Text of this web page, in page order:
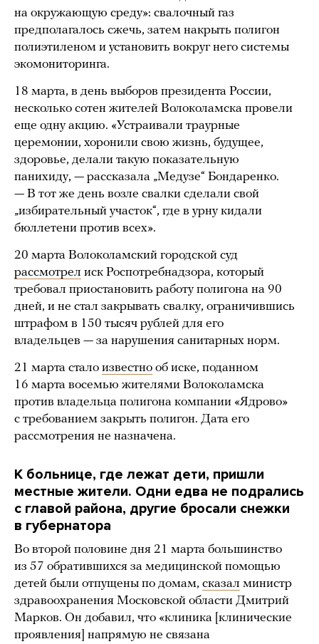
на окружающую среду»: свалочный газ
предполагалось сжечь, затем накрыть полигон
полиэтиленом и установить вокруг него системы
экомониторинга.
18 марта, в день выборов президента России,
несколько сотен жителей Волоколамска провели
еще одну акцию. «Устраивали траурные
церемонии, хоронили свою жизнь, будущее,
здоровье, делали такую показательную
панихиду, — рассказала „Медузе“ Бондаренко.
— В тот же день возле свалки сделали свой
„избирательный участок“, где в урну кидали
бюллетени против всех».
20 марта Волоколамский городской суд
рассмотрел иск Роспотребнадзора, который
требовал приостановить работу полигона на 90
дней, и не стал закрывать свалку, ограничившись
штрафом в 150 тысяч рублей для его
владельцев — за нарушения санитарных норм.
21 марта стало известно об иске, поданном
16 марта восемью жителями Волоколамска
против владельца полигона компании «Ядрово»
с требованием закрыть полигон. Дата его
рассмотрения не назначена.
К больнице, где лежат дети, пришли
местные жители. Одни едва не подрались
с главой района, другие бросали снежки
в губернатора
Во второй половине дня 21 марта большинство
из 57 обратившихся за медицинской помощью
детей были отпущены по домам, сказал министр
здравоохранения Московской области Дмитрий
Марков. Он добавил, что «клиника [клинические
проявления] напрямую не связана